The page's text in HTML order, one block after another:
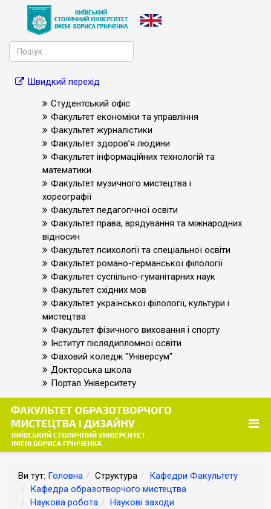
Швидкий перехід
Студентський офіс
Факультет економіки та управління
Факультет журналістики
Факультет здоров’я людини
Факультет інформаційних технологій та
математики
Факультет музичного мистецтва і
хореографії
Факультет педагогічної освіти
Факультет права, врядування та міжнародних
відносин
Факультет психології та спеціальної освіти
Факультет романо-германської філології
Факультет суспільно-гуманітарних наук
Факультет східних мов
Факультет української філології, культури і
мистецтва
Факультет фізичного виховання і спорту
Інститут післядипломної освіти
Фаховий коледж "Універсум"
Докторська школа
Портал Університету
Ви тут: Головна Структура
Кафедри Факультету
Кафедра образотворчого мистецтва
Наукова робота
Наукові заходи